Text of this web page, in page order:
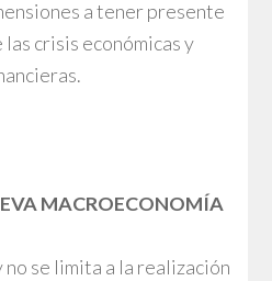
a tener presente
las crisis económicas y
MACROECONOMÍA
se limita a la realización